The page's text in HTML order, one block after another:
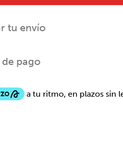
tu envío
pago